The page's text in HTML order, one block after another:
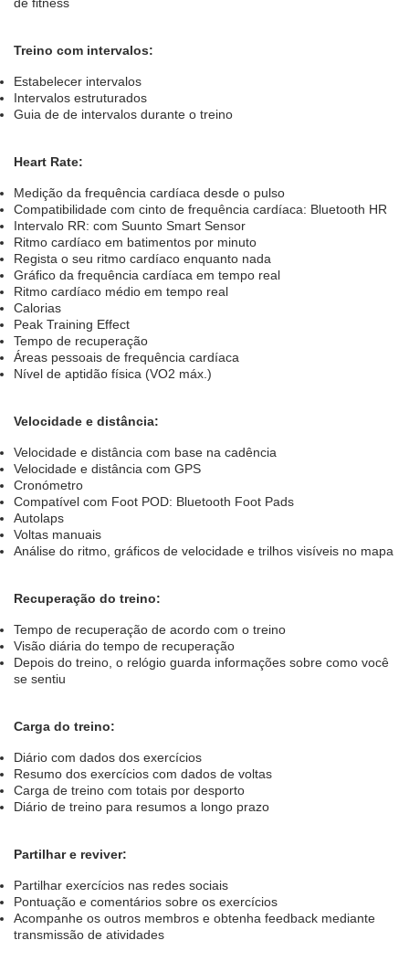
Treino com intervalos:
Estabelecer intervalos
Intervalos estruturados
Guia de de intervalos durante o treino
Heart Rate:
Medição da frequência cardíaca desde o pulso
Compatibilidade com cinto de frequência cardíaca: Bluetooth HR
Intervalo RR: com Suunto Smart Sensor
Ritmo cardíaco em batimentos por minuto
Regista o seu ritmo cardíaco enquanto nada
Gráfico da frequência cardíaca em tempo real
Ritmo cardíaco médio em tempo real
Calorias
Peak Training Effect
Tempo de recuperação
Áreas pessoais de frequência cardíaca
Nível de aptidão física (VO2 máx.)
Velocidade e distância:
Velocidade e distância com base na cadência
Velocidade e distância com GPS
Cronómetro
Compatível com Foot POD: Bluetooth Foot Pads
Autolaps
Voltas manuais
Análise do ritmo, gráficos de velocidade e trilhos visíveis no mapa
Recuperação do treino:
Tempo de recuperação de acordo com o treino
Visão diária do tempo de recuperação
Depois do treino, o relógio guarda informações sobre como você
se sentiu
Carga do treino:
Diário com dados dos exercícios
Resumo dos exercícios com dados de voltas
Carga de treino com totais por desporto
Diário de treino para resumos a longo prazo
Partilhar e reviver:
Partilhar exercícios nas redes sociais
Pontuação e comentários sobre os exercícios
Acompanhe os outros membros e obtenha feedback mediante
transmissão de atividades